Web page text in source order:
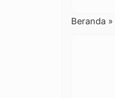
Beranda »